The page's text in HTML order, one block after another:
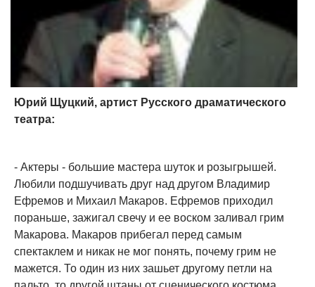
Юрий Щуцкий, артист Русского драматического
театра:
- Актеры - большие мастера шуток и розыгрышей.
Любили подшучивать друг над другом Владимир
Ефремов и Михаил Макаров. Ефремов приходил
пораньше, зажигал свечу и ее воском заливал грим
Макарова. Макаров прибегал перед самым
спектаклем и никак не мог понять, почему грим не
мажется. То один из них зашьет другому петли на